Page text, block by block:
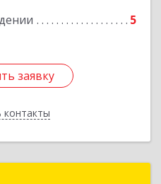
5
заявку
контакты
заявку